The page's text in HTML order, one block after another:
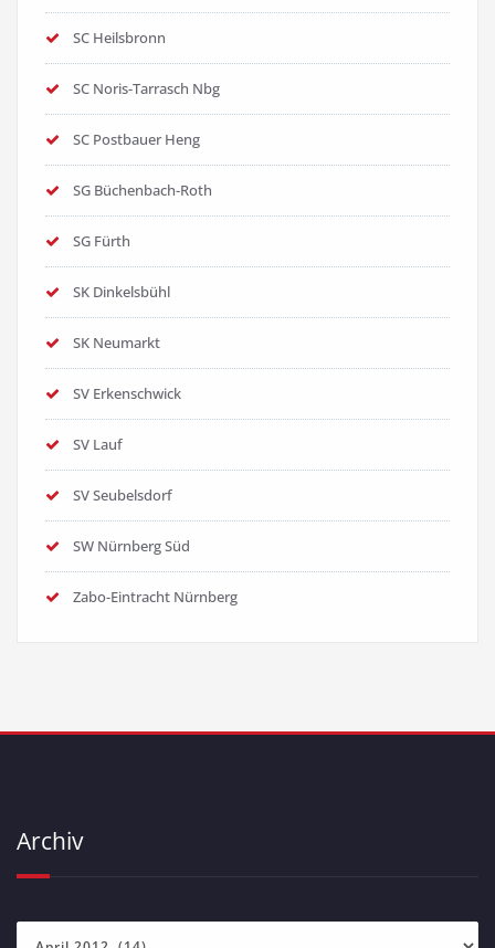
SC Heilsbronn
SC Noris-Tarrasch Nbg
SC Postbauer Heng
SG Büchenbach-Roth
SG Fürth
SK Dinkelsbühl
SK Neumarkt
SV Erkenschwick
SV Lauf
SV Seubelsdorf
SW Nürnberg Süd
Zabo-Eintracht Nürnberg
Archiv